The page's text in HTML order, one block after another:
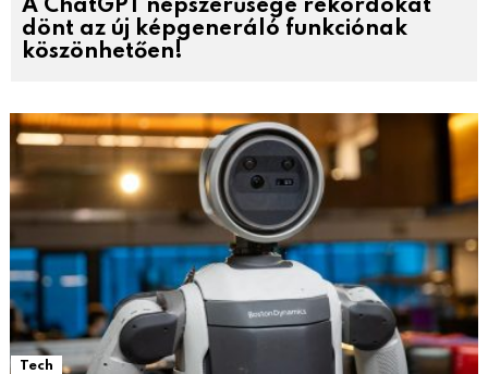
A ChatGPT népszerűsége rekordokat
dönt az új képgeneráló funkciónak
köszönhetően!
Tech